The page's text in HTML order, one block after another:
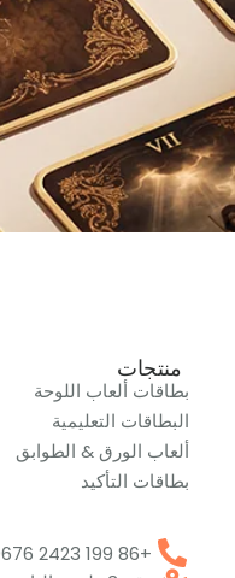
منتجات
بطاقات ألعاب اللوحة
البطاقات التعليمية
ألعاب الورق & الطوابق
بطاقات التأكيد
+86 199 2423 9676